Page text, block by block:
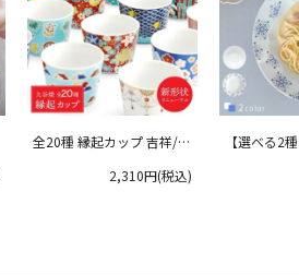
全20種 縁起カップ 吉祥/青
2,310円(税込)
【選べる2